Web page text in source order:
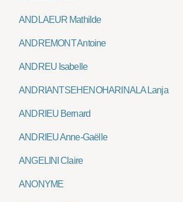
ANDLAEUR Mathilde
ANDREMONT Antoine
ANDREU Isabelle
ANDRIANTSEHENOHARINALA Lanja
ANDRIEU Bernard
ANDRIEU Anne-Gaëlle
ANGELINI Claire
ANONYME